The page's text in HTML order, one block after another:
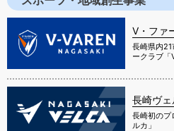
V・ファ
長崎県内
ークラブ「
長崎ヴェ
長崎初のプ
ルカ」